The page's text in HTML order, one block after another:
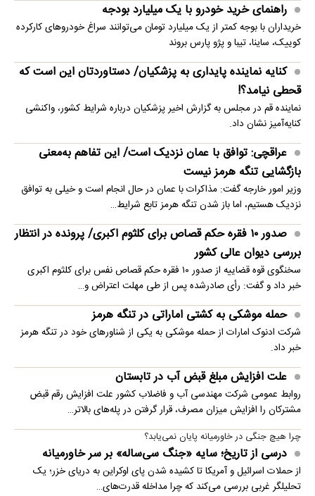
راهنمای خرید خودرو با یک میلیارد بودجه
خریداران با بوجه کمتر از یک میلیارد تومان می‌توانند سراغ خودروهای کارکرده
کوییک، ساینا، تیبا و پژو پارس بروند
کنایه نماینده پایداری به پزشکیان/ دستاوردتان این است که
قحطی نیامد؟!
نماینده قم در مجلس به گزارش اخیر پزشکیان درباره شرایط کشور، واکنشی
کنایه‌آمیز نشان داد.
عراقچی: توافق با عمان نزدیک است/ این تفاهم به‌معنی
بازگشایی تنگه هرمز نیست
وزیر امور خارجه گفت: مذاکرات با عمان در حال انجام است و خیلی به توافق
نزدیک هستیم، اما باز شدن تنگه هرمز تابع شرایط…
صدور ۱۰ فقره حکم قصاص برای کلثوم اکبری/ پرونده در انتظار
بررسی دیوان عالی کشور
سخنگوی قوه قضاییه از صدور ۱۰ فقره حکم قصاص نفس برای کلثوم اکبری
خبر داد و گفت: رأی صادرشده پس از طی مهلت اعتراض و…
حمله موشکی به کشتی اماراتی در تنگه هرمز
شرکت ادنوک امارات از حمله موشکی به یکی از شناورهای خود در تنگه هرمز
خبر داد.
علت افزایش مبلغ قبض آب در تابستان
روابط عمومی شرکت مهندسی آب و فاضلاب کشور علت افزایش رقم قبض
مشترکان را افزایش میزان مصرف، قرار گرفتن در پله‌های بالاتر…
چرا هیچ جنگی در خاورمیانه پایان نمی‌یابد؟
درسی از تاریخ؛ سایه «جنگ سی‌ساله» بر سر خاورمیانه
از حملات اسرائیل و آمریکا تا کشیده شدن پای اوکراین به دریای خزر؛ یک
تحلیلگر غربی بررسی می‌کند که چرا مداخله قدرت‌های…